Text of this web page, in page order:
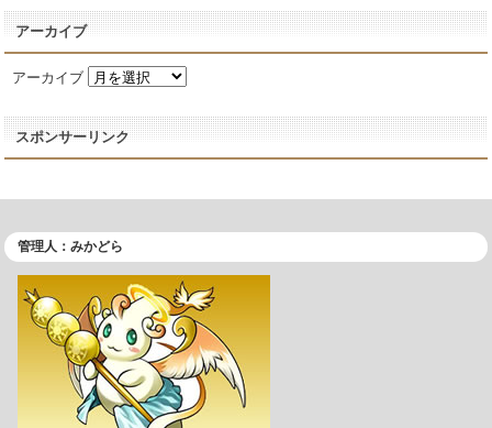
アーカイブ
アーカイブ
スポンサーリンク
管理人：みかどら